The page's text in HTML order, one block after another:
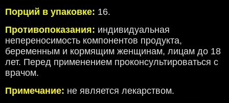
Порций в упаковке: 16.
Противопоказания: индивидуальная
непереносимость компонентов продукта,
беременным и кормящим женщинам, лицам до 18
лет. Перед применением проконсультироваться с
врачом.
Примечание: не является лекарством.